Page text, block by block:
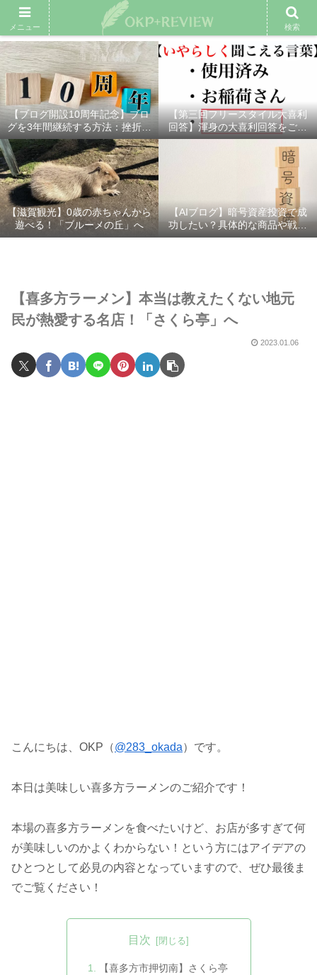
雑記ブログ プロフィール 余興動画 ベスト大喜利 スポ
【ブログ開設10周年記念】ブロ
グを3年間継続する方法：挫折し
ないための7つの秘訣
【第三回フリースタイル大喜利
回答】渾身の大喜利回答をご紹
介！
【滋賀観光】0歳の赤ちゃんから
遊べる！「ブルーメの丘」へ
【AIブログ】暗号資産投資で成
功したい？具体的な商品や戦略
を分かりやすく解説！
【喜多方ラーメン】本当は教えたくない地元
民が熱愛する名店！「さくら亭」へ
2023.01.06
こんにちは、OKP（@283_okada）です。
本日は美味しい喜多方ラーメンのご紹介です！
本場の喜多方ラーメンを食べたいけど、お店が多すぎて何
が美味しいのかよくわからない！という方にはアイデアの
ひとつとして必見の内容となっていますので、ぜひ最後ま
でご覧ください！
目次
【喜多方市押切南】さくら亭
メニュー 検索